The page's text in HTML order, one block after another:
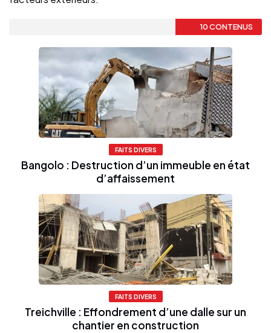
10 CONTENUS
FAITS DIVERS
Bangolo : Destruction d’un immeuble en état
d’affaissement
FAITS DIVERS
Treichville : Effondrement d’une dalle sur un
chantier en construction